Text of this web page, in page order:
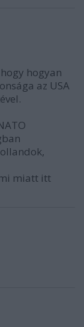
hogyan
az USA
miatt itt